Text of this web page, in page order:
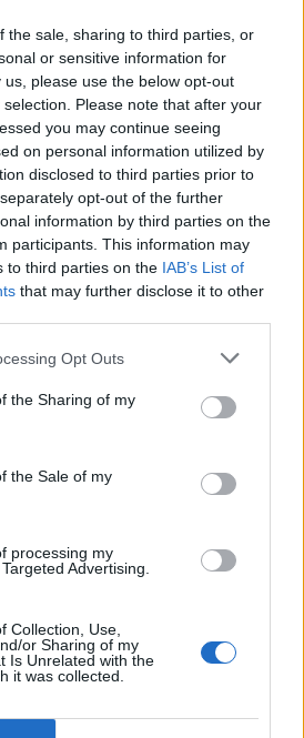
the sale, sharing to third parties, or
or sensitive information for
please use the below opt-out
Please note that after your
you may continue seeing
on personal information utilized by
disclosed to third parties prior to
opt-out of the further
information by third parties on the
participants. This information may
to third parties on the IAB’s List of
that may further disclose it to other
Opt Outs
the Sharing of my
the Sale of my
processing my
Advertising.
Collection, Use,
or Sharing of my
Is Unrelated with the
it was collected.